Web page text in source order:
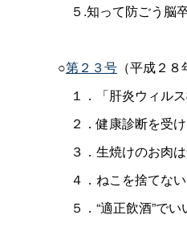
５.知って防ごう脳
○第２３号 （平成２８
１．「肝炎ウィル
２．健康診断を受
３．生焼けのお肉は
４．ねこを捨てない
５．“適正飲酒”で